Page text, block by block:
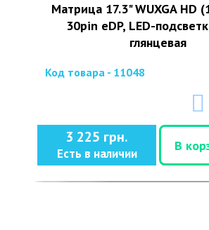
Матрица 17.3" WUXGA HD
30pin eDP, LED-
глянцевая
Код товара - 11048
3 225 грн.
Есть в наличии
В